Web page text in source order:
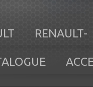
RENAULT-